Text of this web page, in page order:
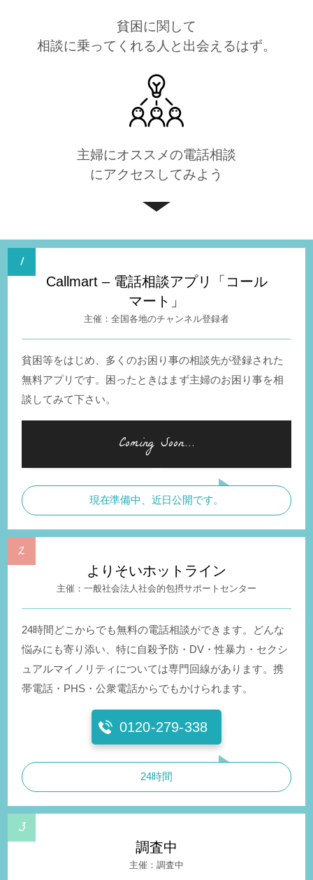
貧困に関して
相談に乗ってくれる人と出会えるはず。
主婦にオススメの電話相談
にアクセスしてみよう
Callmart – 電話相談アプリ「コール
マート」
全国各地のチャンネル登録者
貧困等をはじめ、多くのお困り事の相談先が登録された
無料アプリです。困ったときはまず主婦のお困り事を相
談してみて下さい。
現在準備中、近日公開です。
よりそいホットライン
一般社会法人社会的包摂サポートセンター
24時間どこからでも無料の電話相談ができます。どんな
悩みにも寄り添い、特に自殺予防・DV・性暴力・セクシ
ュアルマイノリティについては専門回線があります。携
帯電話・PHS・公衆電話からでもかけられます。
0120-279-338
24時間
調査中
調査中